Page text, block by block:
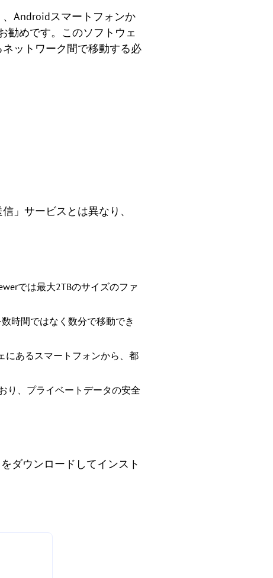
Androidスマートフォンか
勧めです。このソフトウェ
ットワーク間で移動する必
」サービスとは異なり、
では最大2TBのサイズのファ
時間ではなく数分で移動でき
にあるスマートフォンから、都
り、プライベートデータの安全
ダウンロードしてインスト